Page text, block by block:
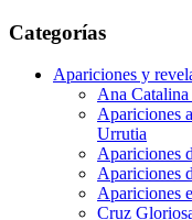
Categorías
Apariciones y
Ana
Apariciones
Urrutia
Apariciones
Apariciones
Apariciones
Cruz